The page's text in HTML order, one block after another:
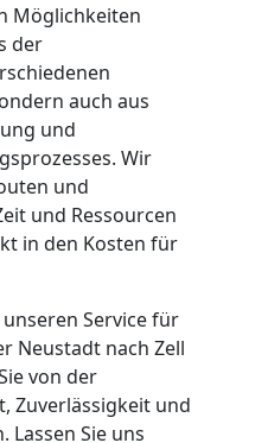
Möglichkeiten
der
auch aus
und
Wir
und
und Ressourcen
in den Kosten für
Service für
Neustadt nach Zell
von der
Zuverlässigkeit und
Lassen Sie uns